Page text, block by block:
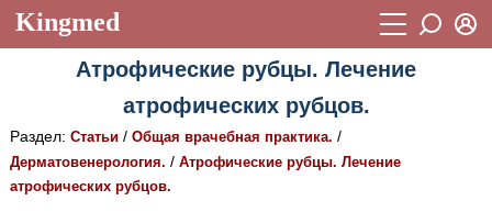
Kingmed
Учебный материал
Видеогалерея 899
Фотогалерея (1906)
Пароль
Атрофические рубцы. Лечение
атрофических рубцов.
Раздел: Статьи/ Общая врачебная практика. /
Дерматовенерология. / Атрофические рубцы. Лечение
атрофических рубцов.